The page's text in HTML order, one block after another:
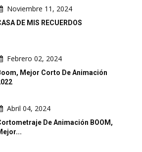
Noviembre 11, 2024
DE MIS RECUERDOS
Febrero 02, 2024
Mejor Corto De Animación
Abril 04, 2024
De Animación BOOM,